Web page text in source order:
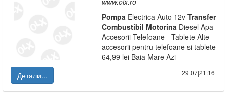
Pompa Electrica Auto 12v Transfer
Combustibil Motorina Diesel Apa
Accesorii Telefoane - Tablete Alte
accesorii pentru telefoane si tablete
64,99 lei Baia Mare Azi
Детали...
29.07|21:16